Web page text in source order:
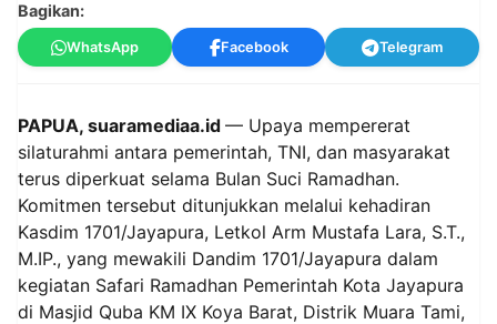
Bagikan:
WhatsApp Facebook Telegram
PAPUA, suaramediaa.id — Upaya mempererat
silaturahmi antara pemerintah, TNI, dan masyarakat
terus diperkuat selama Bulan Suci Ramadhan.
Komitmen tersebut ditunjukkan melalui kehadiran
Kasdim 1701/Jayapura, Letkol Arm Mustafa Lara, S.T.,
M.IP., yang mewakili Dandim 1701/Jayapura dalam
kegiatan Safari Ramadhan Pemerintah Kota Jayapura
di Masjid Quba KM IX Koya Barat, Distrik Muara Tami,